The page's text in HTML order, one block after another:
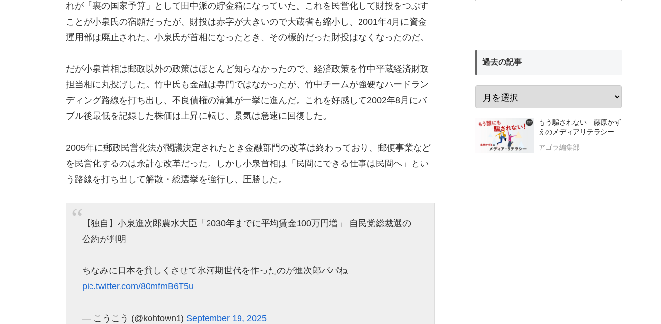
れが「裏の国家予算」として田中派の貯金箱になっていた。これを民営化して財投をつぶす
ことが小泉氏の宿願だったが、財投は赤字が大きいので大蔵省も縮小し、2001年4月に資金
運用部は廃止された。小泉氏が首相になったとき、その標的だった財投はなくなったのだ。
だが小泉首相は郵政以外の政策はほとんど知らなかったので、経済政策を竹中平蔵経済財政
担当相に丸投げした。竹中氏も金融は専門ではなかったが、竹中チームが強硬なハードラン
ディング路線を打ち出し、不良債権の清算が一挙に進んだ。これを好感して2002年8月にバ
ブル後最低を記録した株価は上昇に転じ、景気は急速に回復した。
2005年に郵政民営化法が閣議決定されたとき金融部門の改革は終わっており、郵便事業など
を民営化するのは余計な改革だった。しかし小泉首相は「民間にできる仕事は民間へ」とい
う路線を打ち出して解散・総選挙を強行し、圧勝した。
【独自】小泉進次郎農水大臣「2030年までに平均賃金100万円増」 自民党総裁選の
公約が判明
ちなみに日本を貧しくさせて氷河期世代を作ったのが進次郎パパね
pic.twitter.com/80mfmB6T5u
— こうこう (@kohtown1) September 19, 2025
過去の記事
もう騙されない 藤原かず
えのメディアリテラシー
アゴラ編集部